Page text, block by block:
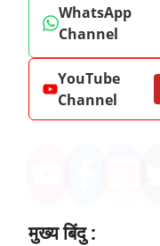
WhatsApp
Channel
YouTube
Channel
मुख्य बिंदु :